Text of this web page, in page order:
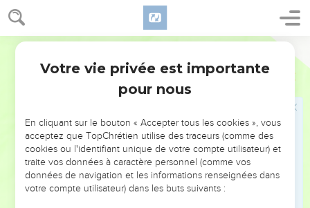
Exode 36
Il y avait ainsi huit planches, avec leurs bases d'argent, soit
seize bases, deux bases sous chaque planche.
On fit cinq barres de bois d'acacia pour les planches de
cinq barres pour les planches du second côté du
tabernacle, et cinq barres pour les planches du côté du
on fit la barre du milieu pour traverser les planches d'une
extrémité à l'autre.
On couvrit d'or les planches, et l'on fit d'or leurs anneaux
pour recevoir les barres, et l'on couvrit d'or les barres.
Votre vie privée est importante
pour nous
En cliquant sur le bouton « Accepter tous les cookies », vous
acceptez que TopChrétien utilise des traceurs (comme des
cookies ou l'identifiant unique de votre compte utilisateur) et
traite vos données à caractère personnel (comme vos
données de navigation et les informations renseignées dans
votre compte utilisateur) dans les buts suivants :